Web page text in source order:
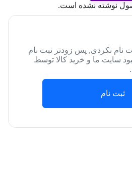
نوشته نشده است.
نکردی, پس زودتر ثبت نام
سایت ما و خرید کالا توسط
ثبت نام